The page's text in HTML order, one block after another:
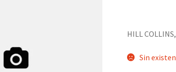
HILL COLLINS,
Sin